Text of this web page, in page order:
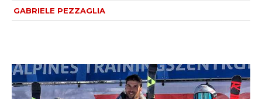
GABRIELE PEZZAGLIA